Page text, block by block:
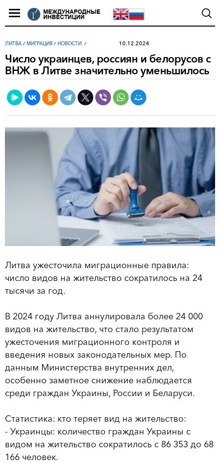
ЛИТВА / МИГРАЦИЯ / НОВОСТИ 10.12.2024
Число украинцев, россиян и белорусов с
ВНЖ в Литве значительно уменьшилось
Литва ужесточила миграционные правила:
число видов на жительство сократилось на 24
тысячи за год.
В 2024 году Литва аннулировала более 24 000
видов на жительство, что стало результатом
ужесточения миграционного контроля и
введения новых законодательных мер. По
данным Министерства внутренних дел,
особенно заметное снижение наблюдается
среди граждан Украины, России и Беларуси.
Статистика: кто теряет вид на жительство:
- Украинцы: количество граждан Украины с
видом на жительство сократилось с 86 353 до 68
166 человек.